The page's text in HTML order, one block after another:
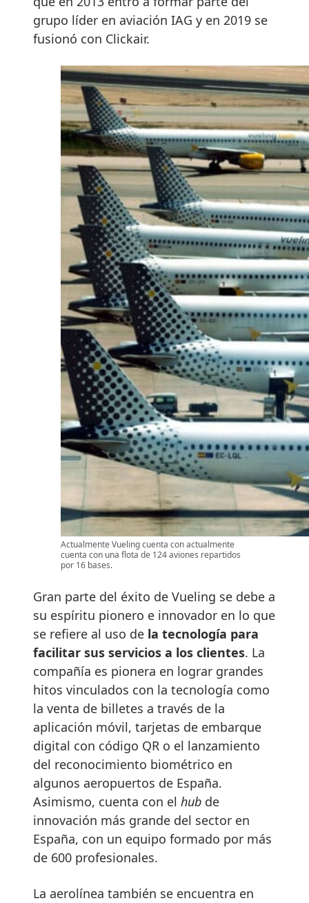
grupo líder en aviación IAG y en 2019 se
fusionó con Clickair.
Actualmente Vueling cuenta con actualmente
cuenta con una flota de 124 aviones repartidos
por 16 bases.
Gran parte del éxito de Vueling se debe a
su espíritu pionero e innovador en lo que
se refiere al uso de la tecnología para
facilitar sus servicios a los clientes. La
compañía es pionera en lograr grandes
hitos vinculados con la tecnología como
la venta de billetes a través de la
aplicación móvil, tarjetas de embarque
digital con código QR o el lanzamiento
del reconocimiento biométrico en
algunos aeropuertos de España.
Asimismo, cuenta con el hub de
innovación más grande del sector en
España, con un equipo formado por más
de 600 profesionales.
La aerolínea también se encuentra en